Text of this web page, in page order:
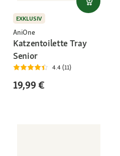
EXKLUSIV
AniOne
Katzentoilette Tray
Senior
4.4 (11)
19,99 €